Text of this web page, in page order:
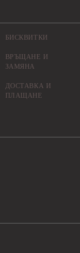
БИСКВИТКИ
ВРЪЩАНЕ И
ЗАМЯНА
ДОСТАВКА И
ПЛАЩАНЕ